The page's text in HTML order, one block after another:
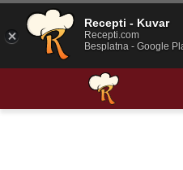
Recepti - Kuvar
Recepti.com
Besplatna - Google